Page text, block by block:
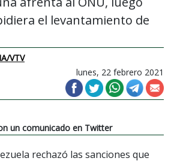
el levantamiento de
VTV
lunes, 22 febrero 2021
un comunicado en Twitter
rechazó las sanciones que